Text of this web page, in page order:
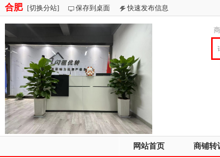
合肥 [切换分站] 保存到桌面 快速发布信息
网站首页 商铺转